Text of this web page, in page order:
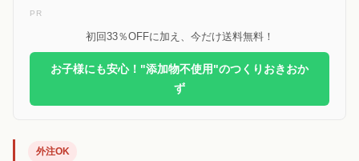
PR
初回33％OFFに加え、今だけ送料無料！
お子様にも安心！"添加物不使用"のつくりおきおか
ず
外注OK